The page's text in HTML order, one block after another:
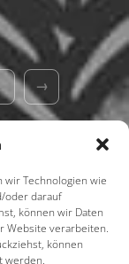
Technologien wie
oder darauf
können wir Daten
Website verarbeiten.
können
werden.
→